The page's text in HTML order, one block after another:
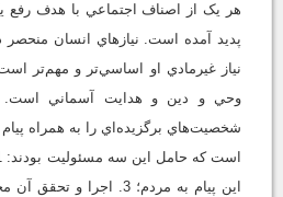
هر يک از اصناف اجتماعي با هدف رفع
پديد آمده است. نيازهاي انسان منحصر
نياز غيرمادي او اساسي‌تر و مهم‌تر
وحي و دين و هدايت آسماني است.
شخصيت‌هاي برگزيده‌اي را به همراه
اين پيام به مردم؛ 3.